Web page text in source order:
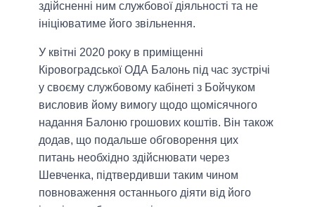
здійсненні ним службової діяльності та не
ініціюватиме його звільнення.
У квітні 2020 року в приміщенні
Кіровоградської ОДА Балонь під час зустрічі
у своєму службовому кабінеті з Бойчуком
висловив йому вимогу щодо щомісячного
надання Балоню грошових коштів. Він також
додав, що подальше обговорення цих
питань необхідно здійснювати через
Шевченка, підтвердивши таким чином
повноваження останнього діяти від його